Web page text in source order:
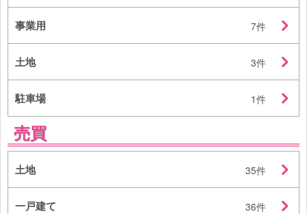
事業用 7件
土地 3件
駐車場 1件
売買
土地 35件
一戸建て 36件